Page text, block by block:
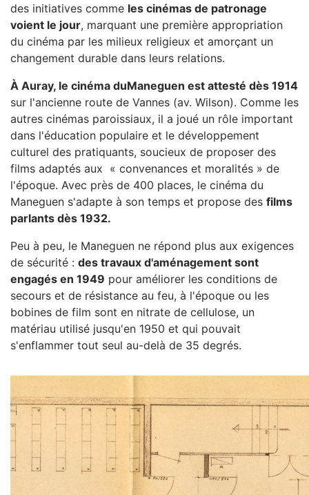
des initiatives comme les cinémas de patronage
voient le jour, marquant une première appropriation
du cinéma par les milieux religieux et amorçant un
changement durable dans leurs relations.
À Auray, le cinéma duManeguen est attesté dès 1914
sur l'ancienne route de Vannes (av. Wilson). Comme les
autres cinémas paroissiaux, il a joué un rôle important
dans l'éducation populaire et le développement
culturel des pratiquants, soucieux de proposer des
films adaptés aux « convenances et moralités » de
l'époque. Avec près de 400 places, le cinéma du
Maneguen s'adapte à son temps et propose des films
parlants dès 1932.
Peu à peu, le Maneguen ne répond plus aux exigences
de sécurité : des travaux d'aménagement sont
engagés en 1949 pour améliorer les conditions de
secours et de résistance au feu, à l'époque ou les
bobines de film sont en nitrate de cellulose, un
matériau utilisé jusqu'en 1950 et qui pouvait
s'enflammer tout seul au-delà de 35 degrés.